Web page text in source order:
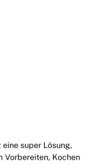
super Lösung,
Vorbereiten, Kochen